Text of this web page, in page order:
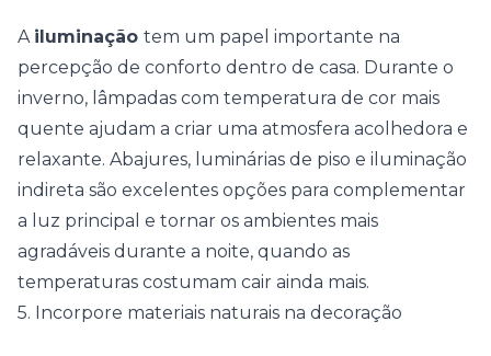
A iluminação tem um papel importante na
percepção de conforto dentro de casa. Durante o
inverno, lâmpadas com temperatura de cor mais
quente ajudam a criar uma atmosfera acolhedora e
relaxante. Abajures, luminárias de piso e iluminação
indireta são excelentes opções para complementar
a luz principal e tornar os ambientes mais
agradáveis durante a noite, quando as
temperaturas costumam cair ainda mais.
5. Incorpore materiais naturais na decoração